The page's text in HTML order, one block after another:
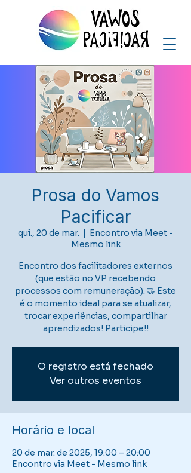
Prosa do Vamos
Pacificar
qui., 20 de mar.
  |
Encontro via Meet -
Mesmo link
Encontro dos facilitadores externos
(que estão no VP recebendo
processos com remuneração). 🤝 Este
é o momento ideal para se atualizar,
trocar experiências, compartilhar
aprendizados! Participe!!
O registro está fechado
Ver outros eventos
Horário e local
20 de mar. de 2025, 19:00 – 20:00
Encontro via Meet - Mesmo link